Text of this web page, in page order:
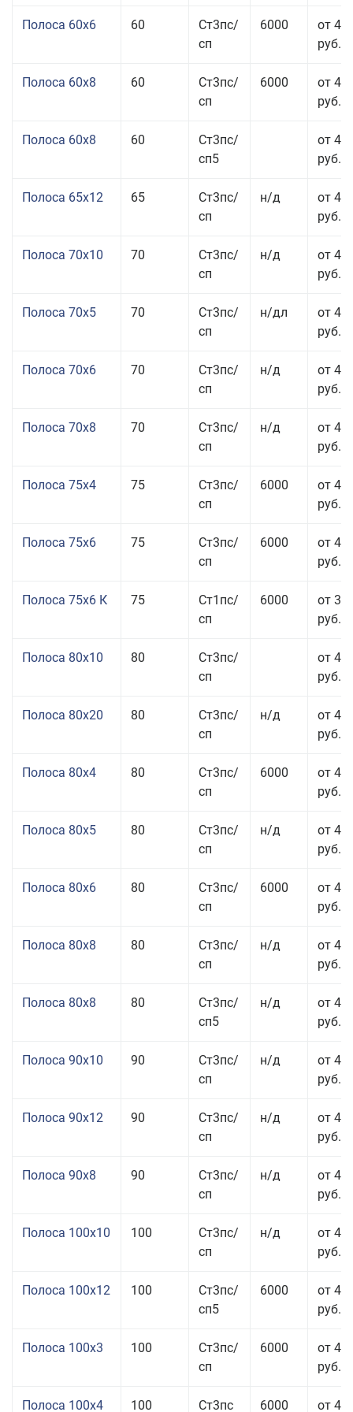
Полоса 60x6 60
Ст3пс/
сп
6000
от 42
руб.
Полоса 60x8 60
Ст3пс/
сп
6000
от 42
руб.
Полоса 60x8 60
Ст3пс/
сп5
от 42
руб.
Полоса 65x12 65
Ст3пс/
сп
н/д
от 42
руб.
Полоса 70x10 70
Ст3пс/
сп
н/д
от 42
руб.
Полоса 70x5 70
Ст3пс/
сп
н/дл
от 43
руб.
Полоса 70x6 70
Ст3пс/
сп
н/д
от 42
руб.
Полоса 70x8 70
Ст3пс/
сп
н/д
от 43
руб.
Полоса 75x4 75
Ст3пс/
сп
6000
от 41
руб.
Полоса 75x6 75
Ст3пс/
сп
6000
от 42
руб.
Полоса 75x6 К 75
Ст1пс/
сп
6000
от 35
руб.
Полоса 80x10 80
Ст3пс/
сп
от 42
руб.
Полоса 80x20 80
Ст3пс/
сп
н/д
от 49
руб.
Полоса 80x4 80
Ст3пс/
сп
6000
от 42
руб.
Полоса 80x5 80
Ст3пс/
сп
н/д
от 43
руб.
Полоса 80x6 80
Ст3пс/
сп
6000
от 42
руб.
Полоса 80x8 80
Ст3пс/
сп
н/д
от 41
руб.
Полоса 80x8 80
Ст3пс/
сп5
н/д
от 41
руб.
Полоса 90x10 90
Ст3пс/
сп
н/д
от 44
руб.
Полоса 90x12 90
Ст3пс/
сп
н/д
от 42
руб.
Полоса 90x8 90
Ст3пс/
сп
н/д
от 42
руб.
Полоса 100x10 100
Ст3пс/
сп
н/д
от 41
руб.
Полоса 100x12 100
Ст3пс/
сп5
6000
от 45
руб.
Полоса 100x3 100
Ст3пс/
сп
6000
от 46
руб.
Полоса 100x4 100 Ст3пс 6000 от 46